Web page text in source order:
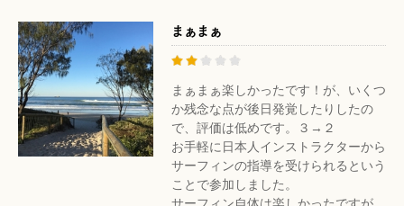
まぁまぁ
まぁまぁ楽しかったです！が、いくつ
か残念な点が後日発覚したりしたの
で、評価は低めです。３→２
お手軽に日本人インストラクターから
サーフィンの指導を受けられるという
ことで参加しました。